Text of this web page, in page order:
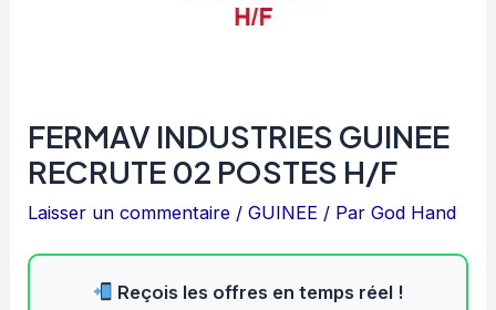
FERMAV INDUSTRIES GUINEE
RECRUTE 02 POSTES H/F
Laisser un commentaire /GUINEE / ParGod Hand
Reçois les offres en temps réel !